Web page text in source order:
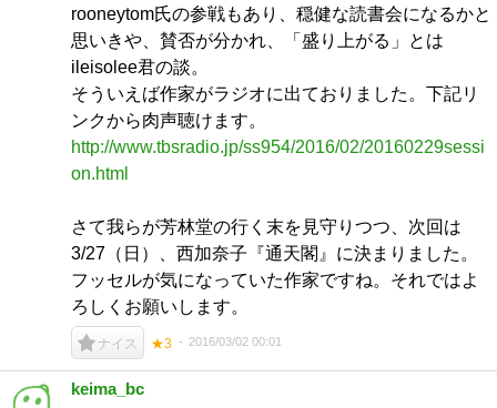
rooneytom氏の参戦もあり、穏健な読書会になるかと
思いきや、賛否が分かれ、「盛り上がる」とは
ileisolee君の談。
そういえば作家がラジオに出ておりました。下記リ
ンクから肉声聴けます。
http://www.tbsradio.jp/ss954/2016/02/20160229sessi
on.html
さて我らが芳林堂の行く末を見守りつつ、次回は
3/27（日）、西加奈子『通天閣』に決まりました。
フッセルが気になっていた作家ですね。それではよ
ろしくお願いします。
ナイス ★3 2016/03/02 00:01
keima_bc